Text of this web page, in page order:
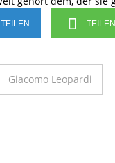
TEILEN TEILEN
Giacomo Leopardi